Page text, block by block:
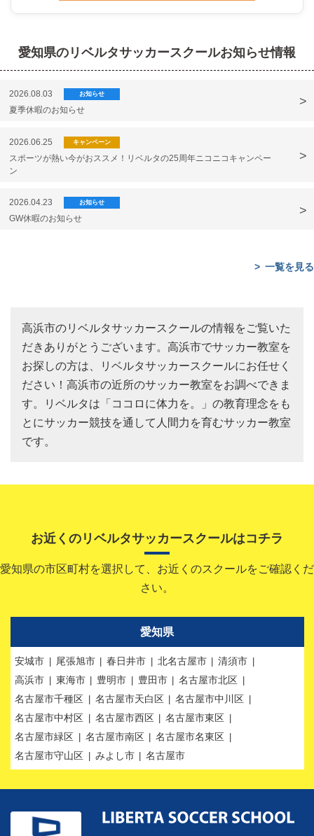
愛知県のリベルタサッカースクールお知らせ情報
2026.08.03 お知らせ
夏季休暇のお知らせ
2026.06.25 キャンペーン
スポーツが熱い今がおススメ！リベルタの25周年ニコニコキャンペー
ン
2026.04.23 お知らせ
GW休暇のお知らせ
一覧を見る
高浜市のリベルタサッカースクールの情報をご覧いた
だきありがとうございます。高浜市でサッカー教室を
お探しの方は、リベルタサッカースクールにお任せく
ださい！高浜市の近所のサッカー教室をお調べできま
す。リベルタは「ココロに体力を。」の教育理念をも
とにサッカー競技を通して人間力を育むサッカー教室
です。
お近くのリベルタサッカースクールはコチラ
愛知県の市区町村を選択して、お近くのスクールをご確認くだ
さい。
愛知県
安城市 尾張旭市 春日井市 北名古屋市
清須市
高浜市
東海市 豊明市 豊田市
名古屋市北区
名古屋市千種区
名古屋市天白区
名古屋市中川区
名古屋市中村区
名古屋市西区
名古屋市東区
名古屋市緑区
名古屋市南区
名古屋市名東区
名古屋市守山区
みよし市 名古屋市